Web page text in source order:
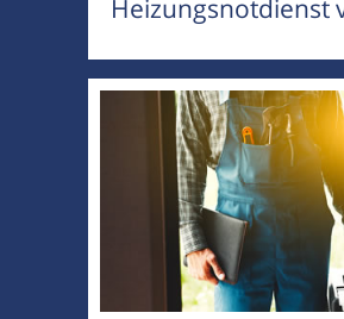
Heizungsnotdienst